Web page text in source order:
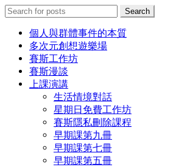
Search
for:
Search
個人與群體事件的本質
多次元創想遊樂場
賽斯工作坊
賽斯漫談
上課演講
生活情境對話
星期日免費工作坊
賽斯隱私刪除課程
早期課第九冊
早期課第七冊
早期課第五冊